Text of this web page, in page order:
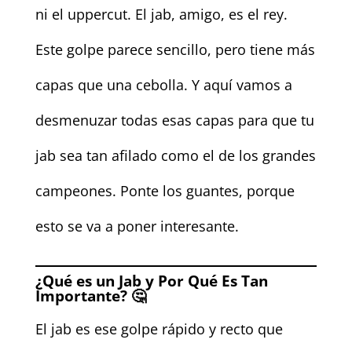
ni el uppercut. El jab, amigo, es el rey.
Este golpe parece sencillo, pero tiene más
capas que una cebolla. Y aquí vamos a
desmenuzar todas esas capas para que tu
jab sea tan afilado como el de los grandes
campeones. Ponte los guantes, porque
esto se va a poner interesante.
¿Qué es un Jab y Por Qué Es Tan
Importante? 🤔
El jab es ese golpe rápido y recto que